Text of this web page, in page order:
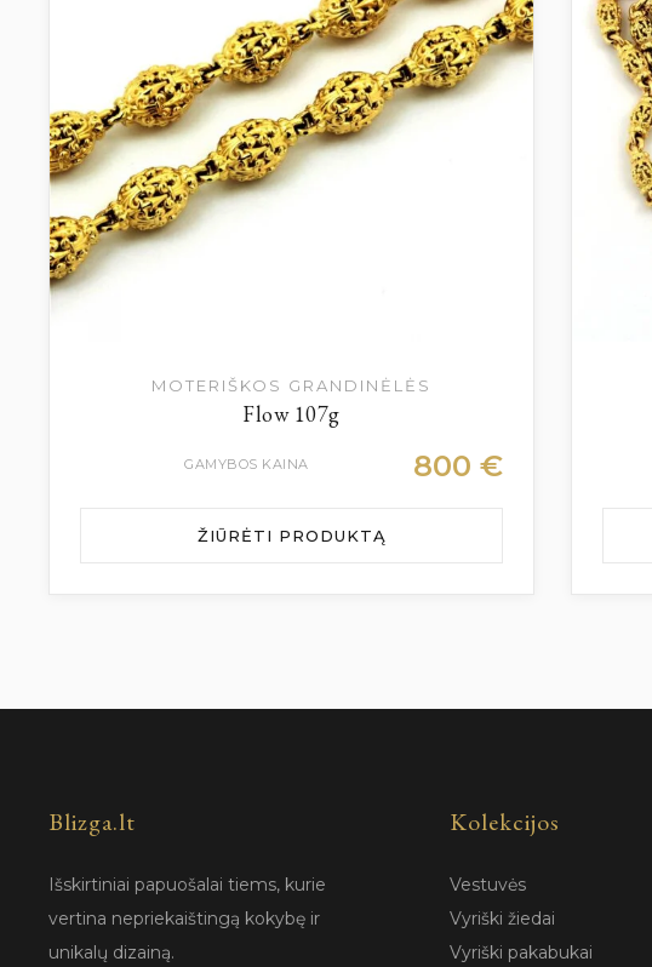
MOTERIŠKOS GRANDINĖLĖS
Flow 107g
GAMYBOS KAINA 800€
ŽIŪRĖTI PRODUKTĄ
Blizga.lt
Išskirtiniai papuošalai tiems, kurie
vertina nepriekaištingą kokybę ir
unikalų dizainą.
Kolekcijos
Vestuvės
Vyriški žiedai
Vyriški pakabukai